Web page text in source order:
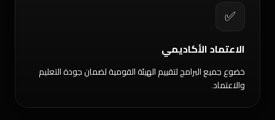
✅
الاعتماد الأكاديمي
خضوع جميع البرامج لتقييم الهيئة القومية لضمان جودة التعليم
والاعتماد.